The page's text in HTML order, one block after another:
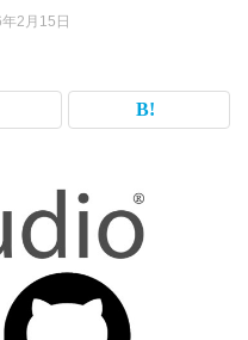
2月15日